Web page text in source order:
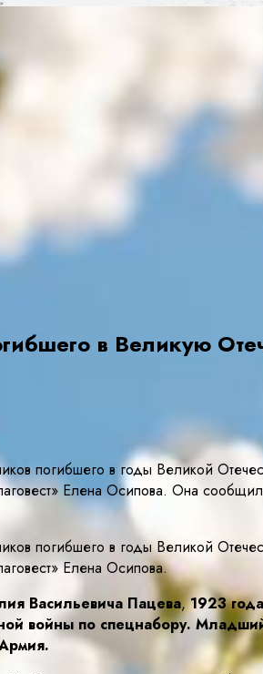
в Великую
погибшего в годы Великой
Елена Осипова. Она
погибшего в годы Великой
Елена Осипова.
Васильевича Пацева,1923
войны по спецнабору.